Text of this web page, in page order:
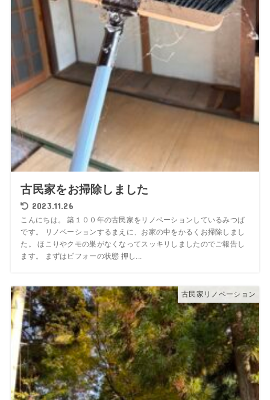
古民家をお掃除しました
2023.11.26
こんにちは。 築１００年の古民家をリノベーションしているみつば
です。 リノベーションするまえに、お家の中をかるくお掃除しまし
た。 ほこりやクモの巣がなくなってスッキリしましたのでご報告し
ます。 まずはビフォーの状態 押し...
古民家リノベーション